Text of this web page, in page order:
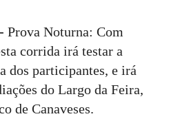
Prova Noturna: Com
corrida irá testar a
dos participantes, e irá
do Largo da Feira,
de Canaveses.